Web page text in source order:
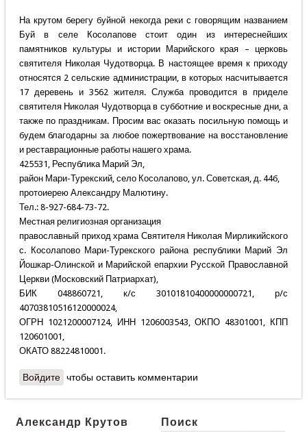
На крутом берегу буйной некогда реки с говорящим названием
Буй в селе Косолапове стоит один из интереснейших
памятников культуры и истории Марийского края – церковь
святителя Николая Чудотворца. В настоящее время к приходу
относятся 2 сельские администрации, в которых насчитывается
17 деревень и 3562 жителя. Служба проводится в приделе
святителя Николая Чудотворца в субботние и воскресные дни, а
также по праздникам. Просим вас оказать посильную помощь и
будем благодарны за любое пожертвование на восстановление
и реставрационные работы нашего храма.
425531, Республика Марий Эл,
район Мари-Турекский, село Косолапово, ул. Советская, д. 44б,
протоиерею Александру Малютину.
Тел.: 8-927-684-73-72.
Местная религиозная организация
православный приход храма Святителя Николая Мирликийского
с. Косолапово Мари-Турекского района республики Марий Эл
Йошкар-Олинской и Марийской епархии Русской Православной
Церкви (Московский Патриархат),
БИК 048860721, к/с 30101810400000000721, р/с
40703810516120000024,
ОГРН 1021200007124, ИНН 1206003543, ОКПО 48301001, КПП
120601001,
ОКАТО 88224810001.
Войдите чтобы оставить комментарии
Александр Крутов Поиск